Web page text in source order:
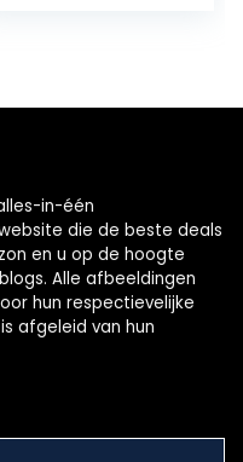
in-één
die de beste deals
en u op de hoogte
Alle afbeeldingen
hun respectievelijke
afgeleid van hun